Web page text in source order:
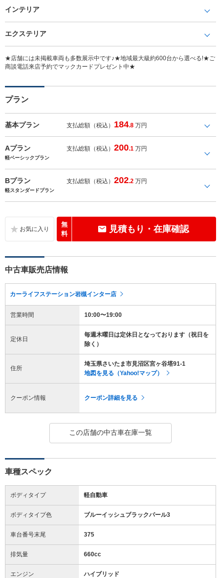
インテリア
エクステリア
★店舗には未掲載車両も多数展示中です♪★地域最大級約600台から選べる!★ご
商談電話来店予約でマックカードプレゼント中★
プラン
基本プラン 支払総額（税込） 184.8 万円
Aプラン 支払総額（税込）200.1 万円
軽ベーシックプラン
Bプラン 支払総額（税込）202.2 万円
軽スタンダードプラン
無
料
見積もり・在庫確認
中古車販売店情報
カーライフステーション岩槻インター店
営業時間 10:00〜19:00
定休日
毎週木曜日は定休日となっております（祝日を
除く）
住所
埼玉県さいたま市見沼区宮ヶ谷塔91-1
地図を見る（Yahoo!マップ）
クーポン情報 クーポン詳細を見る
この店舗の中古車在庫一覧
車種スペック
ボディタイプ 軽自動車
ボディタイプ色 ブルーイッシュブラックパール3
車台番号末尾 375
排気量 660cc
エンジン ハイブリッド